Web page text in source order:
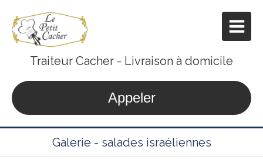
Traiteur Cacher - Livraison à domicile
Appeler
Galerie - salades israéliennes